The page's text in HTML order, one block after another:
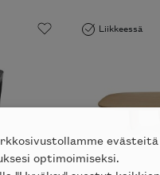
Liikkeessä
evästeitä
optimoimiseksi.